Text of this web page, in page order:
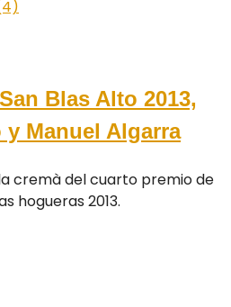
Blas Alto 2013,
Manuel Algarra
cremà del cuarto premio de
hogueras 2013.